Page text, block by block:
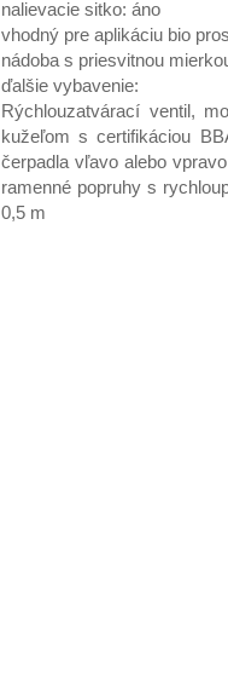
nalievacie sitko: áno
vhodný pre aplikáciu bio
nádoba s priesvitnou
ďalšie vybavenie:
Rýchlouzatvárací ventil,
kužeľom s certifikáciou
čerpadla vľavo alebo
ramenné popruhy s
0,5 m